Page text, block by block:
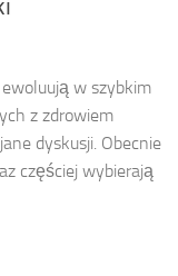
w szybkim
z zdrowiem
dyskusji. Obecnie
częściej wybierają